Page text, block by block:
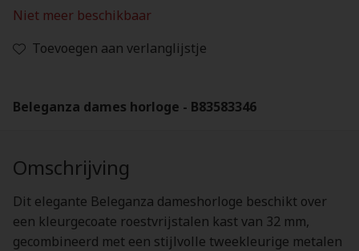
Niet meer beschikbaar
Toevoegen aan verlanglijstje
Beleganza dames horloge - B83583346
Omschrijving
Dit elegante Beleganza dameshorloge beschikt over
een kleurgecoate roestvrijstalen kast van 32 mm,
gecombineerd met een stijlvolle tweekleurige metalen